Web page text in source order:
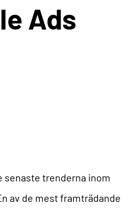
Ads
senaste trenderna inom
av de mest framträdande